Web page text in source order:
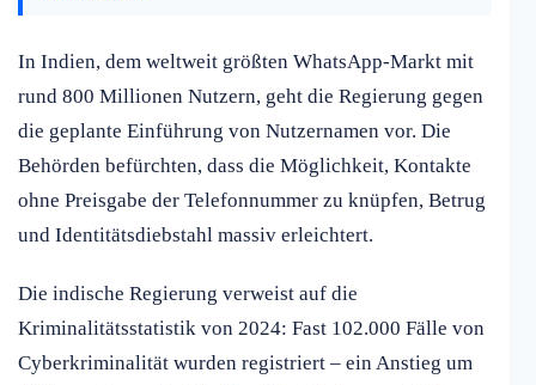
In Indien, dem weltweit größten WhatsApp-Markt mit
rund 800 Millionen Nutzern, geht die Regierung gegen
die geplante Einführung von Nutzernamen vor. Die
Behörden befürchten, dass die Möglichkeit, Kontakte
ohne Preisgabe der Telefonnummer zu knüpfen, Betrug
und Identitätsdiebstahl massiv erleichtert.
Die indische Regierung verweist auf die
Kriminalitätsstatistik von 2024: Fast 102.000 Fälle von
Cyberkriminalität wurden registriert – ein Anstieg um